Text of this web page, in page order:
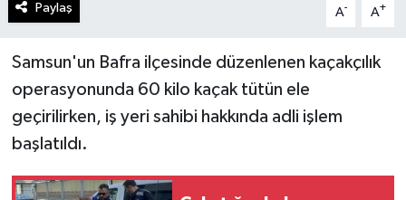
Paylaş A- A+
Samsun'un Bafra ilçesinde düzenlenen kaçakçılık
operasyonunda 60 kilo kaçak tütün ele
geçirilirken, iş yeri sahibi hakkında adli işlem
başlatıldı.